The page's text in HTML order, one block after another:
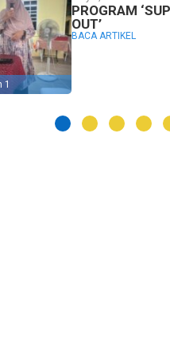
1
PROGRAM
OUT’
BACA ARTIKEL